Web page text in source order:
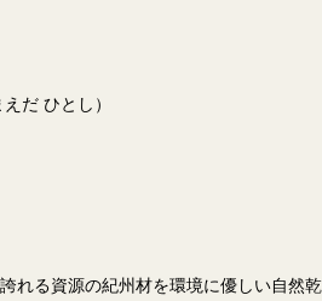
えだ ひとし）
れる資源の紀州材を環境に優しい自然乾